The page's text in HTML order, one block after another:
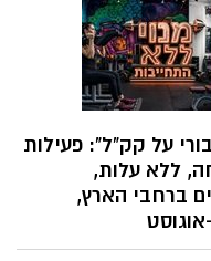
אוגוסט מתקבצים המונים
טבע לילית ומדהימה
(פרסאידים) בה נצפים
אחת בשמי הלילה.
לשיאו באמצע אוגוסט בין
על קק"ל": פעילות
ללא עלות,
ברחבי הארץ,
תקיים במהלך הקיץ את